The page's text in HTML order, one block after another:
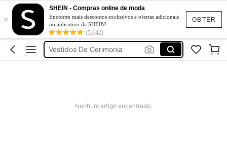
OBTER
×
SHEIN - Compras online de moda
Encontre mais descontos exclusivos e ofertas adicionais
no aplicativo da SHEIN!
(5,142)
Fato De Banho Mulher
Elitara
Vestidos De Verão
Vestidos De Cerimonia
Nenhum artigo encontrado.